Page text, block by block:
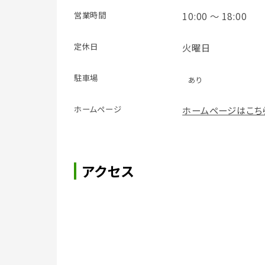
営業時間 10:00 ～ 18:00
定休日 火曜日
駐車場 あり
ホームページ ホームページはこち
アクセス